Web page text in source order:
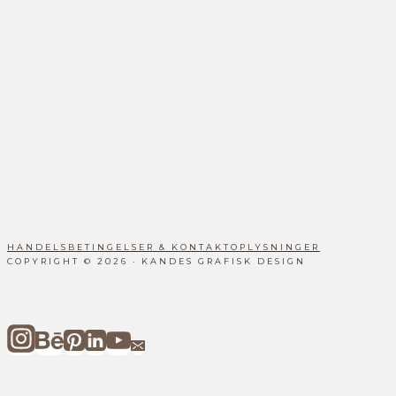
HANDELSBETINGELSER & KONTAKTOPLYSNINGER
COPYRIGHT © 2026 · KANDES GRAFISK DESIGN